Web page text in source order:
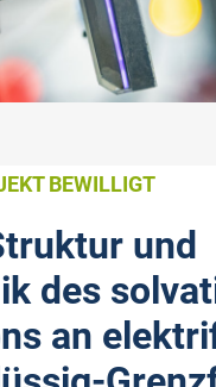
BEWILLIGT
und
des
an